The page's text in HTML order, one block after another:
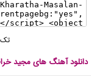
دانلود آهنگ های مجید